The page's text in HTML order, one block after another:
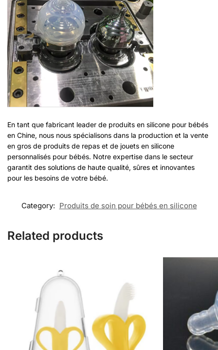
En tant que fabricant leader de produits en silicone pour bébés
en Chine, nous nous spécialisons dans la production et la vente
en gros de produits de repas et de jouets en silicone
personnalisés pour bébés. Notre expertise dans le secteur
garantit des solutions de haute qualité, sûres et innovantes
pour les besoins de votre bébé.
Category: Produits de soin pour bébés en silicone
Related products